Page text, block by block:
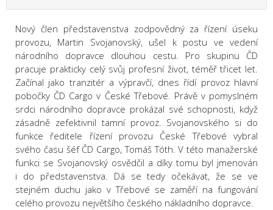
Nový člen představenstva zodpovědný za řízení úseku
provozu, Martin Svojanovský, ušel k postu ve vedení
národního dopravce dlouhou cestu. Pro skupinu ČD
pracuje prakticky celý svůj profesní život, téměř třicet let.
Začínal jako tranzitér a výpravčí, dnes řídí provoz hlavní
pobočky ČD Cargo v České Třebové. Právě v pomyslném
srdci národního dopravce prokázal své schopnosti, když
zásadně zefektivnil tamní provoz. Svojanovského si do
funkce ředitele řízení provozu České Třebové vybral
svého času šéf ČD Cargo, Tomáš Tóth. V této manažerské
funkci se Svojanovský osvědčil a díky tomu byl jmenován
i do představenstva. Dá se tedy očekávat, že se ve
stejném duchu jako v Třebové se zaměří na fungování
celého provozu největšího českého nákladního dopravce.